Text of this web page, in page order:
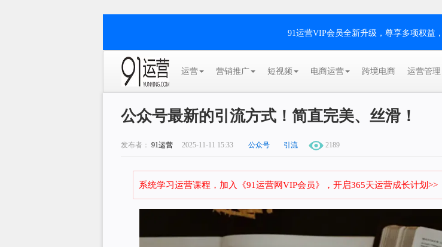
91运营VIP会员全新升级，尊享多项权益，
运营 营销推广 短视频 电商运营 跨境电商 运营管理
公众号最新的引流方式！简直完美、丝滑！
发布者： 91运营 2025-11-11 15:33 公众号 引流 2189
系统学习运营课程，加入《91运营网VIP会员》，开启365天运营成长计划>>